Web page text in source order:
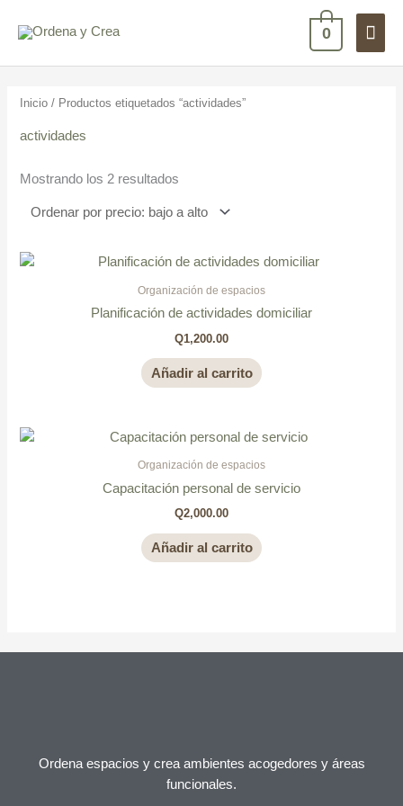
0
Inicio / Productos etiquetados “actividades”
actividades
Mostrando los 2 resultados
precio:
bajo
Organización de espacios
Planificación de actividades domiciliar
Q1,200.00
Añadir al carrito
Organización de espacios
Capacitación personal de servicio
Q2,000.00
Añadir al carrito
Ordena espacios y crea ambientes acogedores y áreas
funcionales.